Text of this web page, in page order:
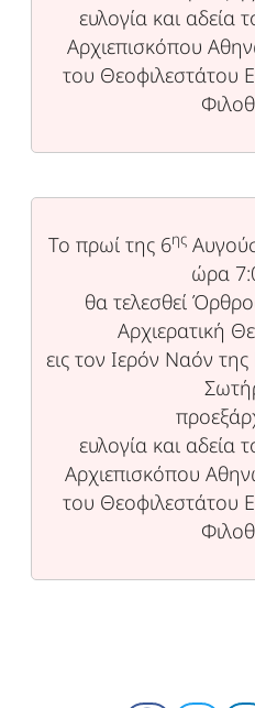
ευλογία και αδεία
Αρχιεπισκόπου
του Θεοφιλεστάτου
Το πρωί της 6ης
ώρα
θα τελεσθεί
Αρχιερατική
εις τον Ιερόν Ναόν
ευλογία και αδεία
Αρχιεπισκόπου
του Θεοφιλεστάτου